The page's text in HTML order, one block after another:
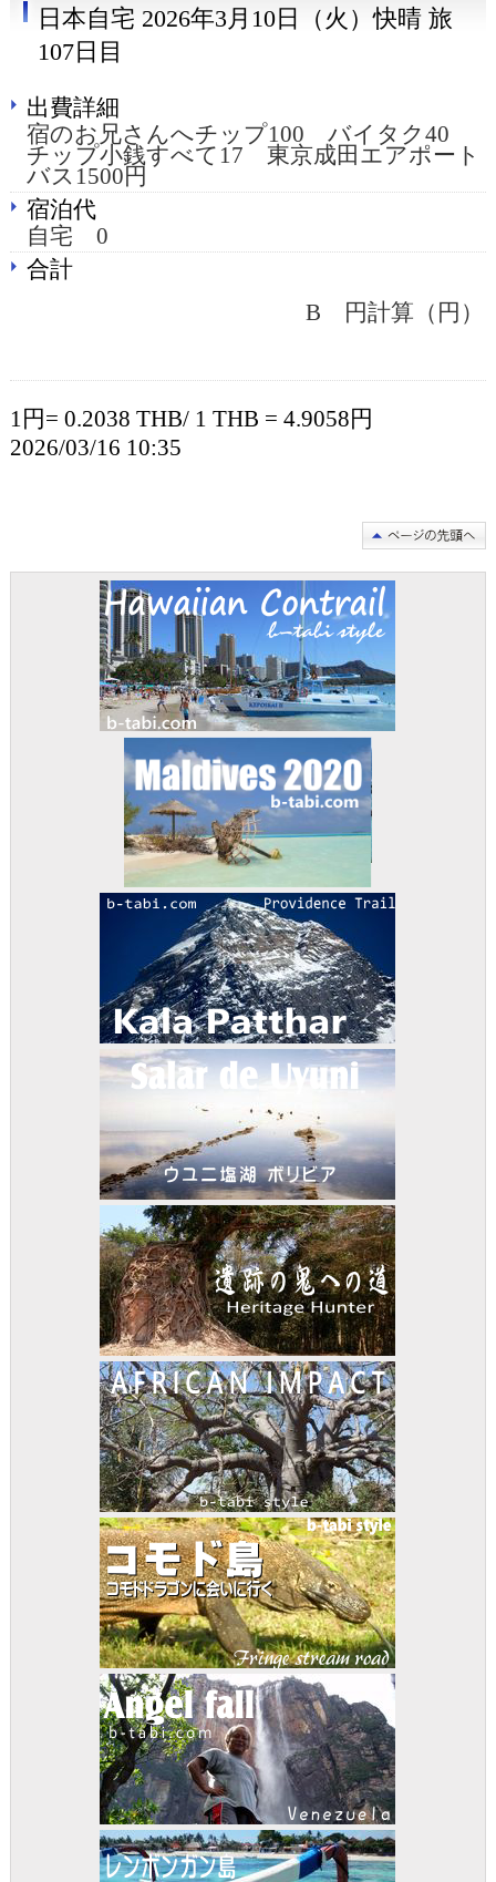
日本自宅 2026年3月10日（火）快晴 旅
107日目
出費詳細
宿のお兄さんへチップ100 バイタク40
チップ小銭すべて17 東京成田エアポート
バス1500円
宿泊代
自宅 0
合計
B 円計算（円）
1円= 0.2038 THB/ 1 THB = 4.9058円
2026/03/16 10:35